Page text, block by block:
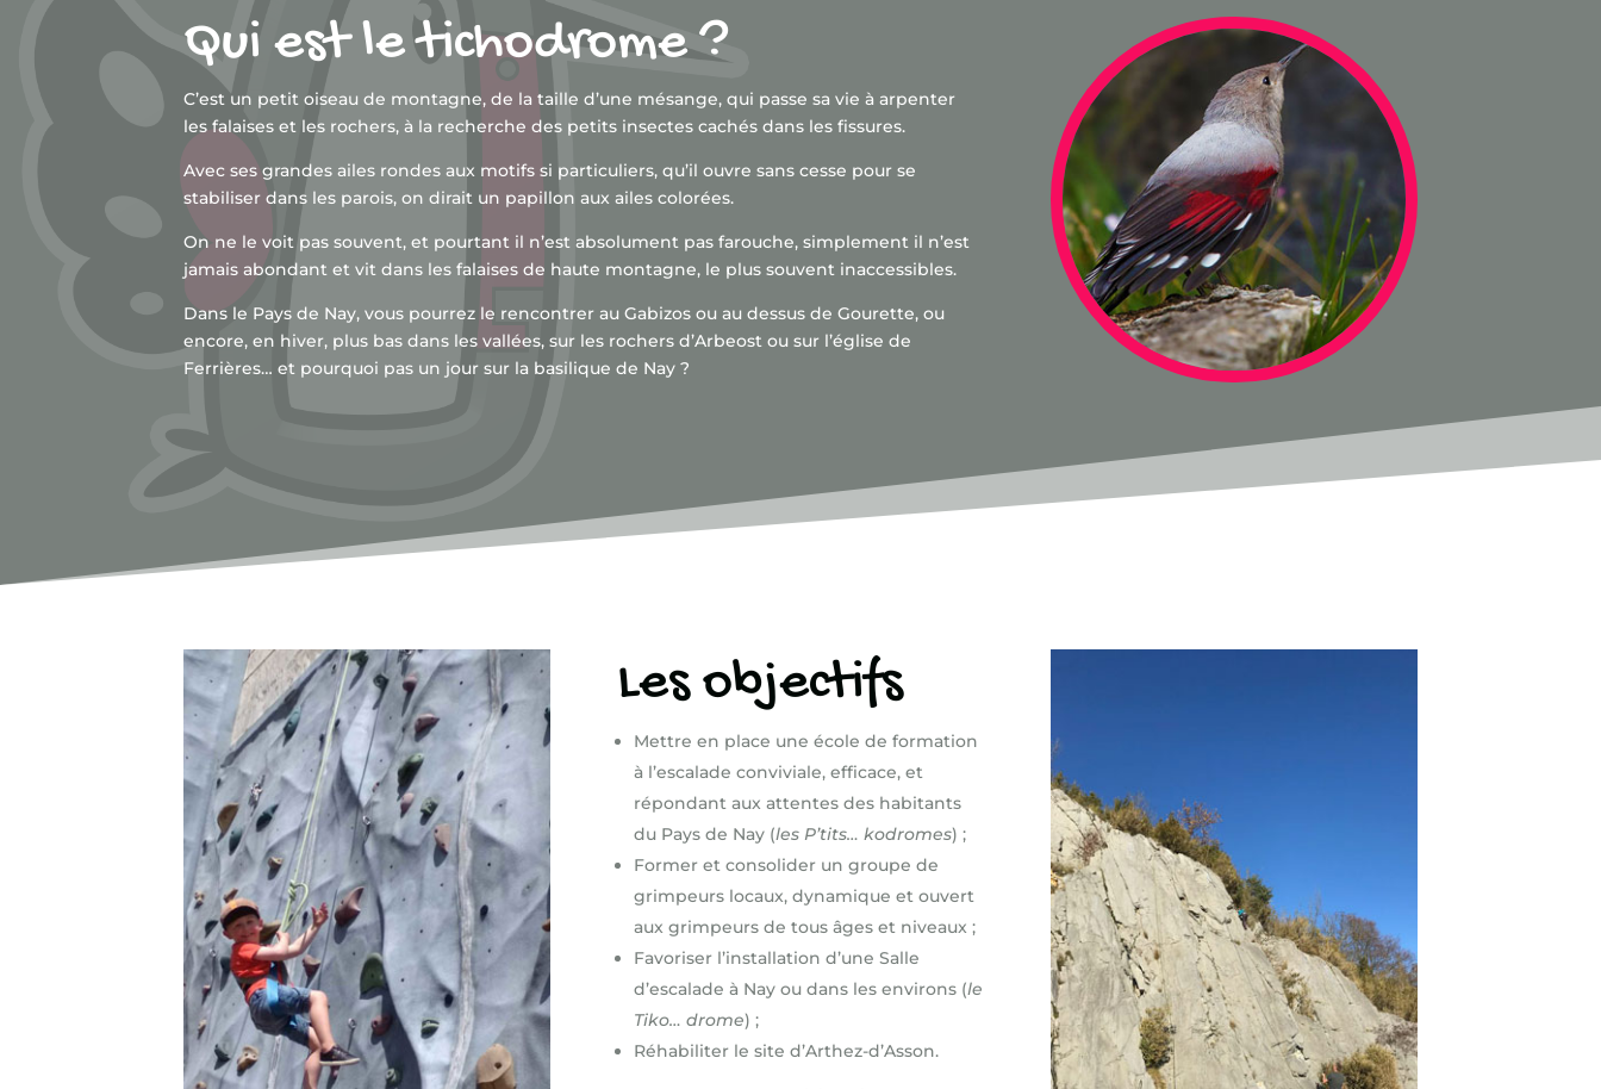
Qui est le tichodrome ?
C’est un petit oiseau de montagne, de la taille d’une mésange, qui passe sa vie à arpenter
les falaises et les rochers, à la recherche des petits insectes cachés dans les fissures.
Avec ses grandes ailes rondes aux motifs si particuliers, qu’il ouvre sans cesse pour se
stabiliser dans les parois, on dirait un papillon aux ailes colorées.
On ne le voit pas souvent, et pourtant il n’est absolument pas farouche, simplement il n’est
jamais abondant et vit dans les falaises de haute montagne, le plus souvent inaccessibles.
Dans le Pays de Nay, vous pourrez le rencontrer au Gabizos ou au dessus de Gourette, ou
encore, en hiver, plus bas dans les vallées, sur les rochers d’Arbeost ou sur l’église de
Ferrières… et pourquoi pas un jour sur la basilique de Nay ?
Les objectifs
Mettre en place une école de formation
à l’escalade conviviale, efficace, et
répondant aux attentes des habitants
du Pays de Nay (les P’tits… kodromes) ;
Former et consolider un groupe de
grimpeurs locaux, dynamique et ouvert
aux grimpeurs de tous âges et niveaux ;
Favoriser l’installation d’une Salle
d’escalade à Nay ou dans les environs (le
Tiko… drome) ;
Réhabiliter le site d’Arthez-d’Asson.